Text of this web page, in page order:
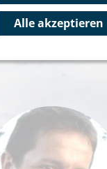
Alle akzeptieren